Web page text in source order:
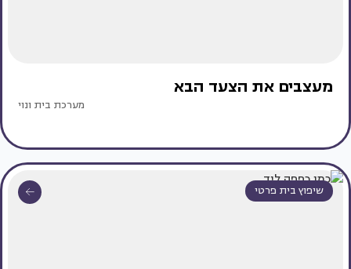
מעצבים את הצעד הבא
מערכת בית ונוי
שיפוץ בית פרטי